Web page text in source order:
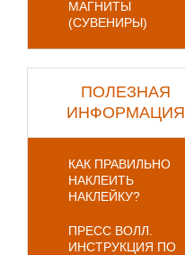
МАГНИТЫ
(СУВЕНИРЫ)
ПОЛЕЗНАЯ
ИНФОРМАЦИЯ
КАК ПРАВИЛЬНО
НАКЛЕИТЬ
НАКЛЕЙКУ?
ПРЕСС ВОЛЛ.
ИНСТРУКЦИЯ ПО